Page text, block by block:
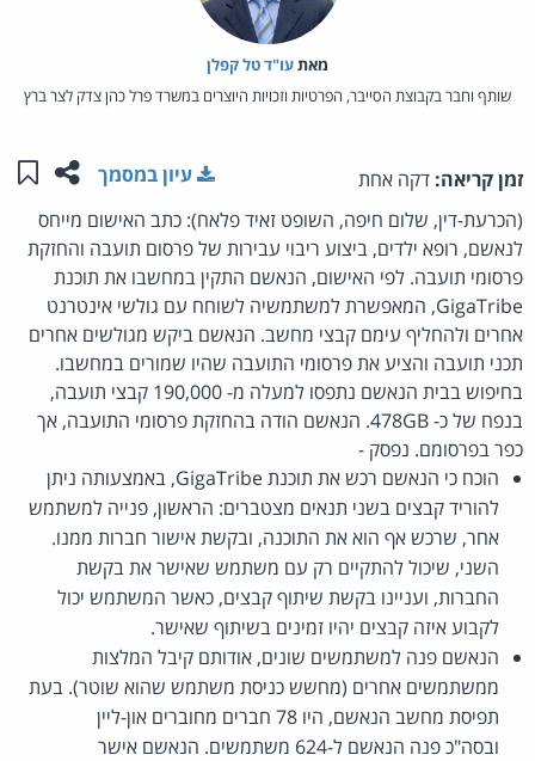
מאת‏עו"ד טל קפלן
שותף וחבר בקבוצת הסייבר, הפרטיות וזכויות היוצרים במשרד פרל כהן צדק לצר ברץ
זמן קריאה: דקה אחת שתפו
עיון במסמך
(הכרעת-דין, שלום חיפה, השופט זאיד פלאח): כתב האישום מייחס
לנאשם, רופא ילדים, ביצוע ריבוי עבירות של פרסום תועבה והחזקת
פרסומי תועבה. לפי האישום, הנאשם התקין במחשבו את תוכנת
GigaTribe, המאפשרת למשתמשיה לשוחח עם גולשי אינטרנט
אחרים ולהחליף עימם קבצי מחשב. הנאשם ביקש מגולשים אחרים
תכני תועבה והציע את פרסומי התועבה שהיו שמורים במחשבו.
בחיפוש בבית הנאשם נתפסו למעלה מ- 190,000 קבצי תועבה,
בנפח של כ- 478GB. הנאשם הודה בהחזקת פרסומי התועבה, אך
כפר בפרסומם. נפסק -
הוכח כי הנאשם רכש את תוכנת GigaTribe, באמצעותה ניתן
להוריד קבצים בשני תנאים מצטברים: הראשון, פנייה למשתמש
אחר, שרכש אף הוא את התוכנה, ובקשת אישור חברות ממנו.
השני, שיכול להתקיים רק עם משתמש שאישר את בקשת
החברות, ועניינו בקשת שיתוף קבצים, כאשר המשתמש יכול
לקבוע איזה קבצים יהיו זמינים בשיתוף שאישר.
הנאשם פנה למשתמשים שונים, אודותם קיבל המלצות
ממשתמשים אחרים (מחשש כניסת משתמש שהוא שוטר). בעת
תפיסת מחשב הנאשם, היו 78 חברים מחוברים און-ליין
ובסה"כ פנה הנאשם ל-624 משתמשים. הנאשם אישר